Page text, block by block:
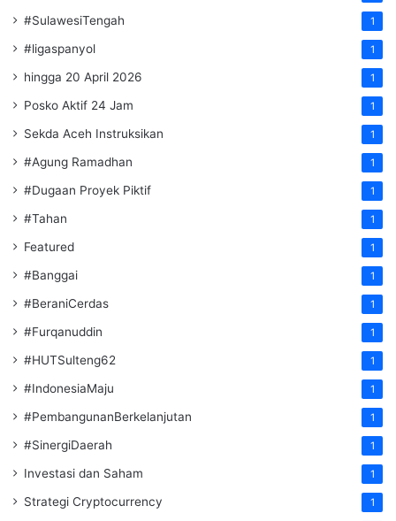
#SulawesiTengah 1
#ligaspanyol 1
hingga 20 April 2026 1
Posko Aktif 24 Jam 1
Sekda Aceh Instruksikan 1
#Agung Ramadhan 1
#Dugaan Proyek Piktif 1
#Tahan 1
Featured 1
#Banggai 1
#BeraniCerdas 1
#Furqanuddin 1
#HUTSulteng62 1
#IndonesiaMaju 1
#PembangunanBerkelanjutan 1
#SinergiDaerah 1
Investasi dan Saham 1
Strategi Cryptocurrency 1